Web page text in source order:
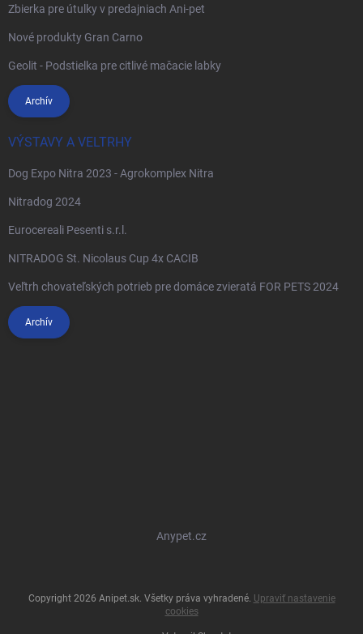
Zbierka pre útulky v predajniach Ani-pet
Nové produkty Gran Carno
Geolit - Podstielka pre citlivé mačacie labky
Archív
VÝSTAVY A VELTRHY
Dog Expo Nitra 2023 - Agrokomplex Nitra
Nitradog 2024
Eurocereali Pesenti s.r.l.
NITRADOG St. Nicolaus Cup 4x CACIB
Veľtrh chovateľských potrieb pre domáce zvieratá FOR PETS 2024
Archív
Anypet.cz
Copyright 2026 Anipet.sk. Všetky práva vyhradené. Upraviť nastavenie
cookies